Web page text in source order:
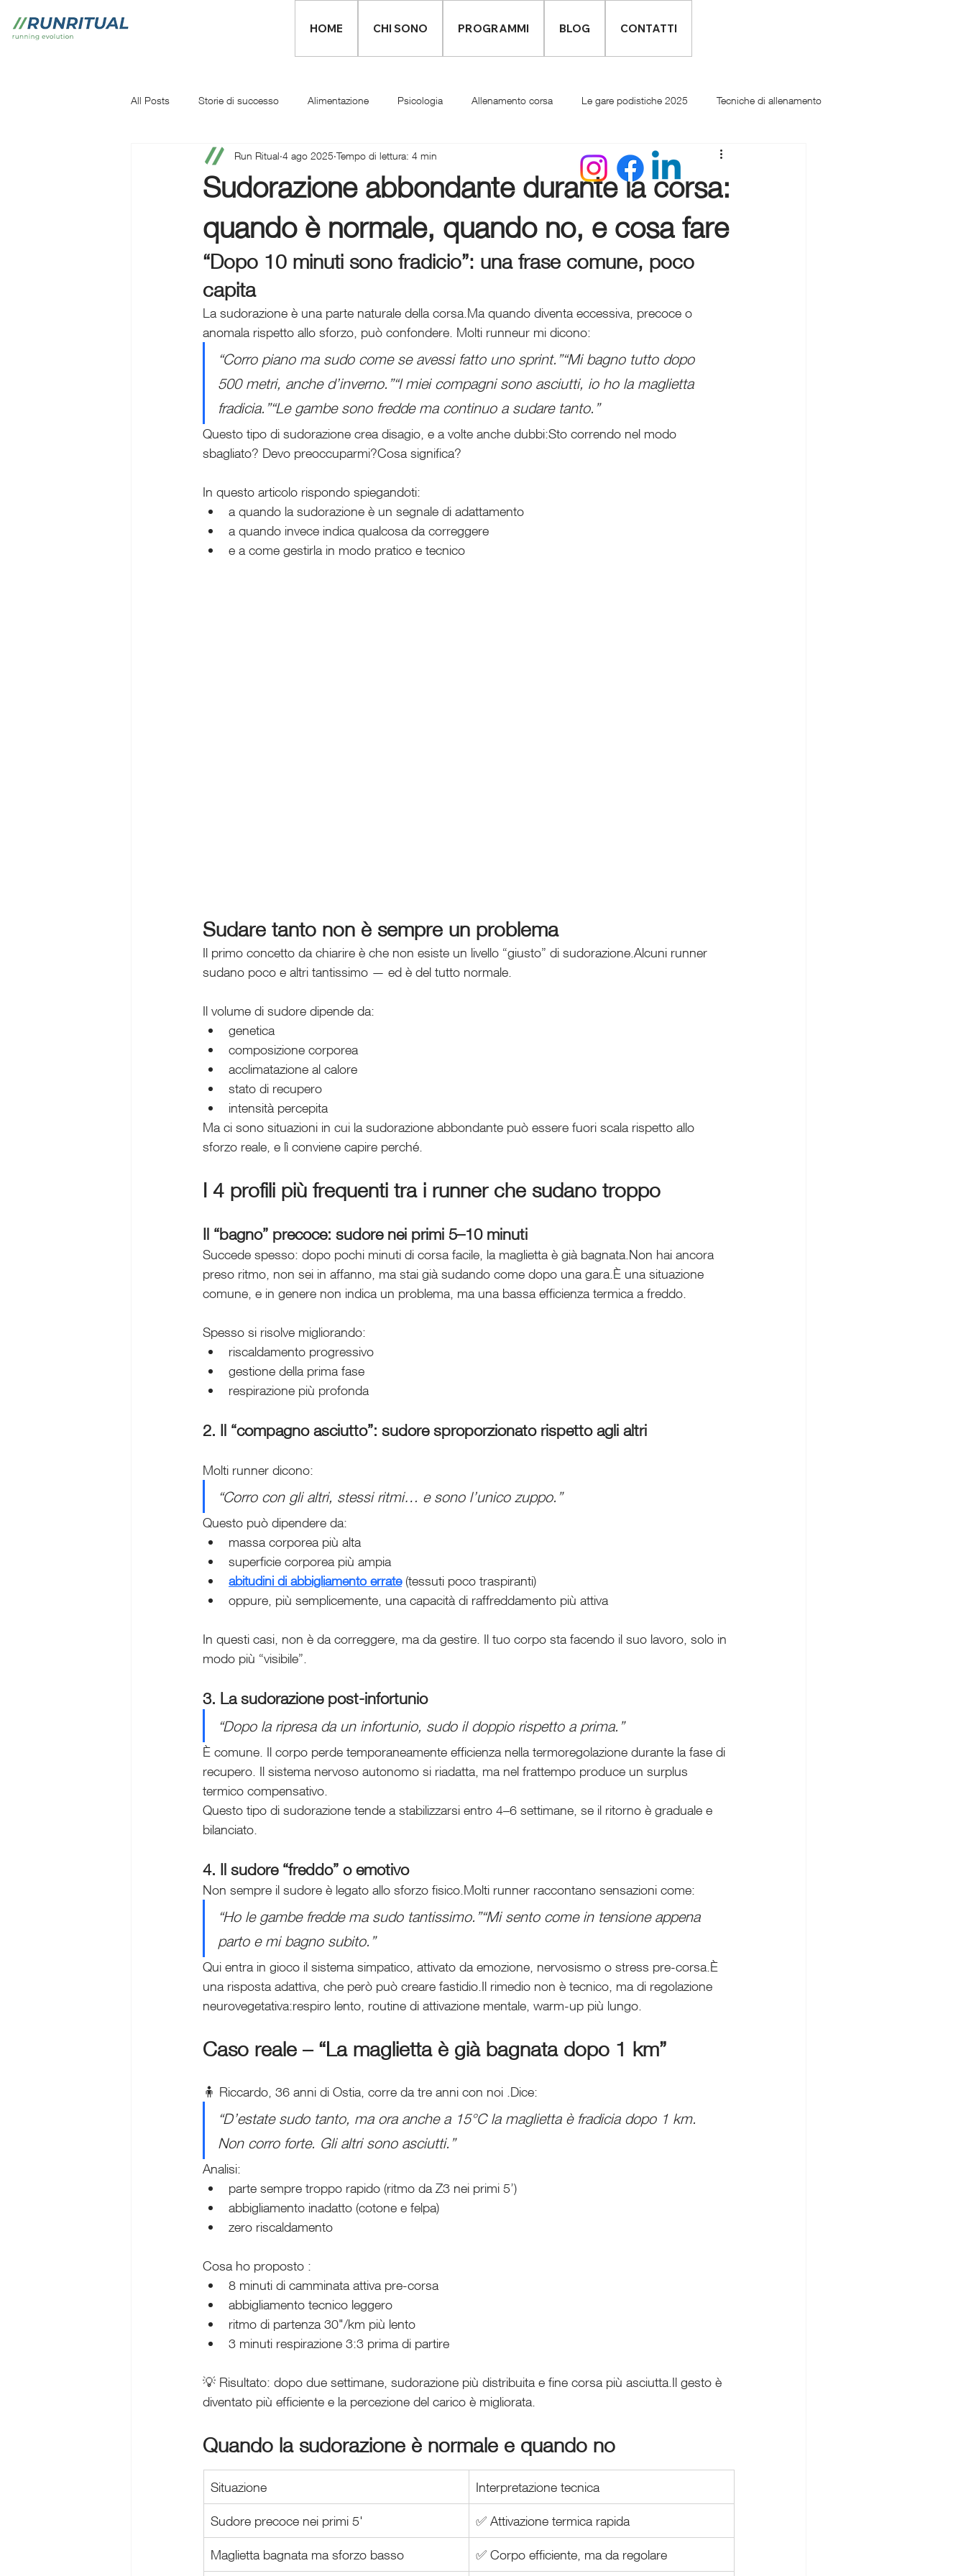
HOME CHI SONO PROGRAMMI BLOG CONTATTI
All Posts Storie di successo Alimentazione Psicologia Allenamento corsa Le gare podistiche 2025 Tecniche di allenamento
Iniziare a correre Infortuni Abbigliamento runner
Sudorazione abbondante durante la corsa:
quando è normale, quando no, e cosa fare
Run Ritual 4 ago 2025 Tempo di lettura: 4 min
“Dopo 10 minuti sono fradicio”: una frase comune, poco
capita
La sudorazione è una parte naturale della corsa.Ma quando diventa eccessiva, precoce o
anomala rispetto allo sforzo, può confondere. Molti runneur mi dicono:
“Corro piano ma sudo come se avessi fatto uno sprint.”“Mi bagno tutto dopo
500 metri, anche d’inverno.”“I miei compagni sono asciutti, io ho la maglietta
fradicia.”“Le gambe sono fredde ma continuo a sudare tanto.”
Questo tipo di sudorazione crea disagio, e a volte anche dubbi:Sto correndo nel modo
sbagliato? Devo preoccuparmi?Cosa significa?
In questo articolo rispondo spiegandoti:
a quando la sudorazione è un segnale di adattamento
a quando invece indica qualcosa da correggere
e a come gestirla in modo pratico e tecnico
Sudare tanto non è sempre un problema
Il primo concetto da chiarire è che non esiste un livello “giusto” di sudorazione.Alcuni runner
sudano poco e altri tantissimo — ed è del tutto normale.
Il volume di sudore dipende da:
genetica
composizione corporea
acclimatazione al calore
stato di recupero
intensità percepita
Ma ci sono situazioni in cui la sudorazione abbondante può essere fuori scala rispetto allo
sforzo reale, e lì conviene capire perché.
I 4 profili più frequenti tra i runner che sudano troppo
Il “bagno” precoce: sudore nei primi 5–10 minuti
Succede spesso: dopo pochi minuti di corsa facile, la maglietta è già bagnata.Non hai ancora
preso ritmo, non sei in affanno, ma stai già sudando come dopo una gara.È una situazione
comune, e in genere non indica un problema, ma una bassa efficienza termica a freddo.
Spesso si risolve migliorando:
riscaldamento progressivo
gestione della prima fase
respirazione più profonda
2. Il “compagno asciutto”: sudore sproporzionato rispetto agli altri
Molti runner dicono:
“Corro con gli altri, stessi ritmi… e sono l’unico zuppo.”
Questo può dipendere da:
massa corporea più alta
superficie corporea più ampia
abitudini di abbigliamento errate (tessuti poco traspiranti)
oppure, più semplicemente, una capacità di raffreddamento più attiva
In questi casi, non è da correggere, ma da gestire. Il tuo corpo sta facendo il suo lavoro, solo in
modo più “visibile”.
3. La sudorazione post-infortunio
“Dopo la ripresa da un infortunio, sudo il doppio rispetto a prima.”
È comune. Il corpo perde temporaneamente efficienza nella termoregolazione durante la fase di
recupero. Il sistema nervoso autonomo si riadatta, ma nel frattempo produce un surplus
termico compensativo.
Questo tipo di sudorazione tende a stabilizzarsi entro 4–6 settimane, se il ritorno è graduale e
bilanciato.
4. Il sudore “freddo” o emotivo
Non sempre il sudore è legato allo sforzo fisico.Molti runner raccontano sensazioni come:
“Ho le gambe fredde ma sudo tantissimo.”“Mi sento come in tensione appena
parto e mi bagno subito.”
Qui entra in gioco il sistema simpatico, attivato da emozione, nervosismo o stress pre-corsa.È
una risposta adattiva, che però può creare fastidio.Il rimedio non è tecnico, ma di regolazione
neurovegetativa:respiro lento, routine di attivazione mentale, warm-up più lungo.
Caso reale – “La maglietta è già bagnata dopo 1 km”
🧍 Riccardo, 36 anni di Ostia, corre da tre anni con noi .Dice:
“D’estate sudo tanto, ma ora anche a 15°C la maglietta è fradicia dopo 1 km.
Non corro forte. Gli altri sono asciutti.”
Analisi:
parte sempre troppo rapido (ritmo da Z3 nei primi 5’)
abbigliamento inadatto (cotone e felpa)
zero riscaldamento
Cosa ho proposto :
8 minuti di camminata attiva pre-corsa
abbigliamento tecnico leggero
ritmo di partenza 30"/km più lento
3 minuti respirazione 3:3 prima di partire
💡 Risultato: dopo due settimane, sudorazione più distribuita e fine corsa più asciutta.Il gesto è
diventato più efficiente e la percezione del carico è migliorata.
Quando la sudorazione è normale e quando no
Situazione Interpretazione tecnica
Sudore precoce nei primi 5' ✅ Attivazione termica rapida
Maglietta bagnata ma sforzo basso ✅ Corpo efficiente, ma da regolare